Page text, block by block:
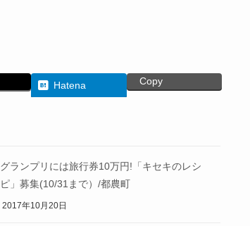
Hatena Copy
グランプリには旅行券10万円!「キセキのレシ
ピ」募集(10/31まで）/都農町
2017年10月20日